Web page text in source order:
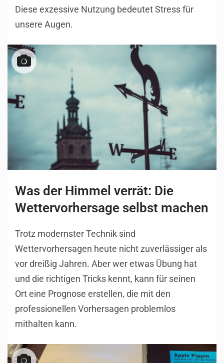
Diese exzessive Nutzung bedeutet Stress für
unsere Augen.
Was der Himmel verrät: Die
Wettervorhersage selbst machen
Trotz modernster Technik sind
Wettervorhersagen heute nicht zuverlässiger als
vor dreißig Jahren. Aber wer etwas Übung hat
und die richtigen Tricks kennt, kann für seinen
Ort eine Prognose erstellen, die mit den
professionellen Vorhersagen problemlos
mithalten kann.